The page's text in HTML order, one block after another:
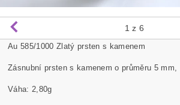
1 z 6
Au 585/1000 Zlatý prsten s kamenem
Zásnubní prsten s kamenem o průměru 5 mm,
Váha: 2,80g